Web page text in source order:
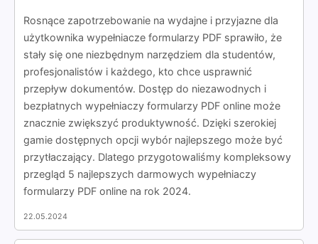
Rosnące zapotrzebowanie na wydajne i przyjazne dla
użytkownika wypełniacze formularzy PDF sprawiło, że
stały się one niezbędnym narzędziem dla studentów,
profesjonalistów i każdego, kto chce usprawnić
przepływ dokumentów. Dostęp do niezawodnych i
bezpłatnych wypełniaczy formularzy PDF online może
znacznie zwiększyć produktywność. Dzięki szerokiej
gamie dostępnych opcji wybór najlepszego może być
przytłaczający. Dlatego przygotowaliśmy kompleksowy
przegląd 5 najlepszych darmowych wypełniaczy
formularzy PDF online na rok 2024.
22.05.2024